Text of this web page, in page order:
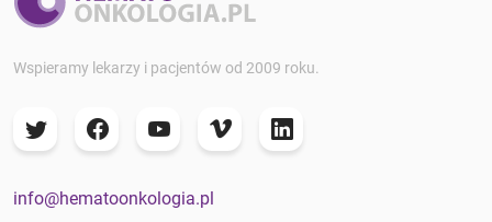
Wspieramy lekarzy i pacjentów od 2009 roku.
info@hematoonkologia.pl